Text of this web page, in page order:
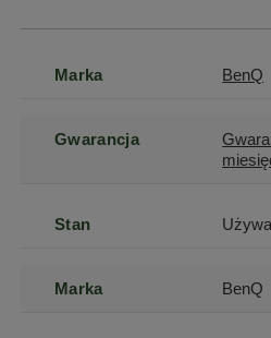
Marka BenQ
Gwarancja
Stan
Marka BenQ